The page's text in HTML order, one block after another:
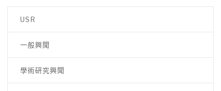
USR
一般興聞
學術研究興聞